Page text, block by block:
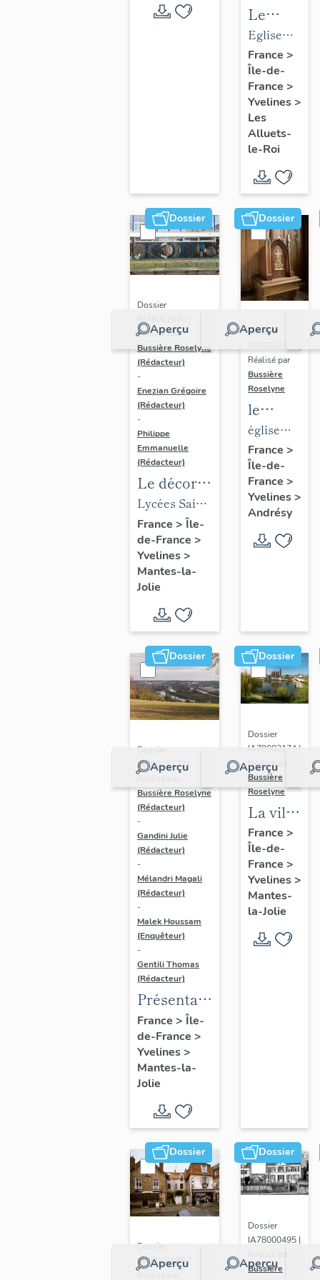
Le
mobilier
de
l'église
Saint-
Nicolas
Eglise
paroissiale
Saint-
Nicolas
France >
Île-de-
France >
Yvelines>
Les
Alluets-
le-Roi
Dossier
Aperçu
Dossier
IM78002670 |
Réalisé par
Bussière Roselyne
(Rédacteur)
-
Enezian Grégoire
(Rédacteur)
-
Philippe
Emmanuelle
(Rédacteur)
Le décor
des lycées
de Mantes
Lycées Saint-
Exupéry et
Jean Rostand
France > Île-
de-France >
Yvelines>
Mantes-la-
Jolie
Dossier
Aperçu
Dossier
Réalisé par
Bussière
Roselyne
le
mobilier
de
l'église
Saint-
Germain-
de-
Paris
église
paroissiale
Saint-
Germain
France >
Île-de-
France >
Yvelines>
Andrésy
Dossier
Aperçu
Dossier
IA78002272 |
Bussière Roselyne
(Rédacteur)
-
Gandini Julie
(Rédacteur)
-
Mélandri Magali
(Rédacteur)
-
Malek Houssam
(Enquêteur)
-
Gentili Thomas
(Rédacteur)
Présentation
de l'étude
France > Île-
de-France >
Yvelines>
Mantes-la-
Jolie
Dossier
Aperçu
Dossier
IA78002174 |
Réalisé par
Bussière
Roselyne
La ville
de
Mantes-
la-Jolie
France >
Île-de-
France >
Yvelines>
Mantes-
la-Jolie
Dossier
Aperçu
Dossier
IA78000985 |
Dossier
Aperçu
Dossier
IA78000495 |
Bussière